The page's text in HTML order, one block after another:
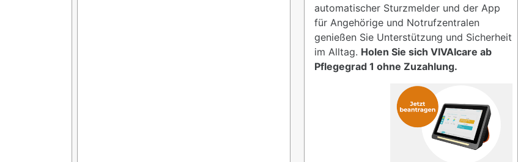
automatischer Sturzmelder und der App
für Angehörige und Notrufzentralen
genießen Sie Unterstützung und Sicherheit
im Alltag. Holen Sie sich VIVAIcare ab
Pflegegrad 1 ohne Zuzahlung.